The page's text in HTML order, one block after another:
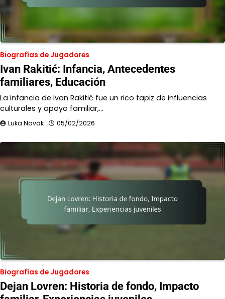
Biografías de Jugadores
Ivan Rakitić: Infancia, Antecedentes
familiares, Educación
La infancia de Ivan Rakitić fue un rico tapiz de influencias
culturales y apoyo familiar,…
Luka Novak 05/02/2026
Biografías de Jugadores
Dejan Lovren: Historia de fondo, Impacto